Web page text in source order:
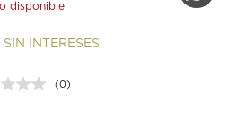
disponible
SIN INTERESES
Sin
(0)